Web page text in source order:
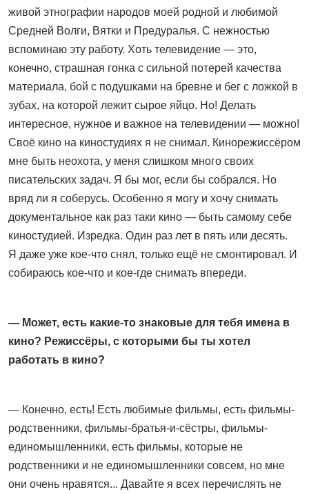
живой этнографии народов моей родной и любимой
Средней Волги, Вятки и Пред­уралья. С нежностью
вспоминаю эту работу. Хоть телевидение — это,
конечно, страшная гонка с сильной потерей качества
материала, бой с подушками на бревне и бег с ложкой в
зубах, на которой лежит сырое яйцо. Но! Делать
интересное, нужное и важное на телевидении — можно!
Своё кино на киностудиях я не снимал. Кинорежиссёром
мне быть неохота, у меня слишком много своих
писательских задач. Я бы мог, если бы собрался. Но
вряд ли я соберусь. Особенно я могу и хочу снимать
документальное как раз таки кино — быть самому себе
киностудией. Изредка. Один раз лет в пять или десять.
Я даже уже кое-что снял, только ещё не смонтировал. И
собираюсь кое-что и кое-где снимать впереди.
— Может, есть какие-то знаковые для тебя имена в
кино? Режиссёры, с которыми бы ты хотел
работать в кино?
— Конечно, есть! Есть любимые фильмы, есть фильмы-
родственники, фильмы-братья-и-сёстры, фильмы-
единомышленники, есть фильмы, которые не
родственники и не единомышленники совсем, но мне
они очень нравятся... Давайте я всех перечислять не